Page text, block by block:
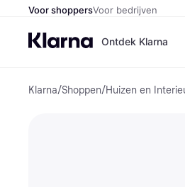
Voor shoppersVoor bedrijven
Ontdek Klarna
Klarna/Shoppen/Huizen en